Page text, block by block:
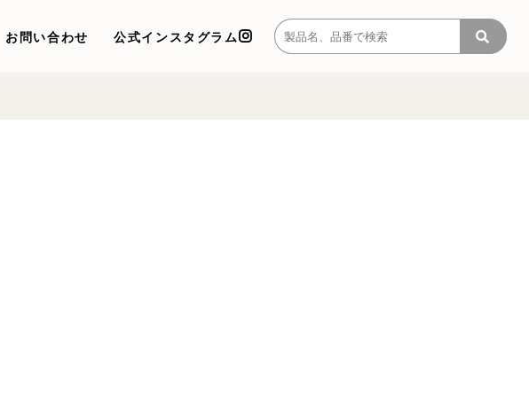
お問い合わせ 公式インスタグラム